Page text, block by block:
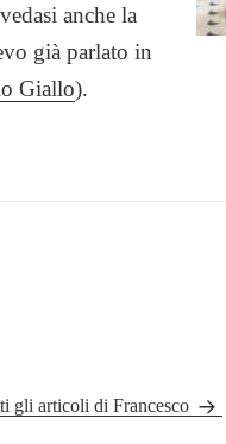
anche la
già parlato in
Giallo).
gli articoli di Francesco